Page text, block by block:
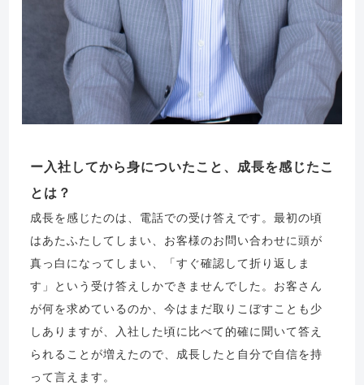
入社してから身についたこと、成長を感じたこ
とは？
成長を感じたのは、電話での受け答えです。最初の頃
はあたふたしてしまい、お客様のお問い合わせに頭が
真っ白になってしまい、「すぐ確認して折り返しま
す」という受け答えしかできませんでした。お客さん
が何を求めているのか、今はまだ取りこぼすことも少
しありますが、入社した頃に比べて的確に聞いて答え
られることが増えたので、成長したと自分で自信を持
って言えます。